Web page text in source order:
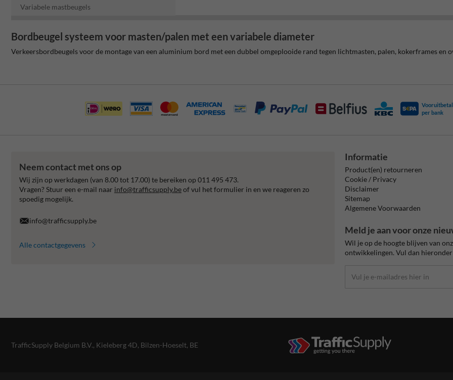
Variabele mastbeugels
Bordbeugel systeem voor masten/palen met een variabele diameter
Verkeersbordbeugels voor de montage van een aluminium bord met een dubbel omgeplooide rand tegen lichtmasten, palen, kokerframes en
per bank
Neem contact met ons op
Wij zijn op werkdagen (van 8.00 tot 17.00) te bereiken op 011 495 473.
Vragen? Stuur een e-mail naar info@trafficsupply.beof vul het formulier in en we reageren zo
spoedig mogelijk.
info@trafficsupply.be
Alle contactgegevens
Informatie
Product(en) retourneren
Cookie / Privacy
Disclaimer
Sitemap
Algemene Voorwaarden
Meld je aan voor onze
Wil je op de hoogte blijven van
ontwikkelingen. Vul dan
TrafficSupply Belgium B.V., Kieleberg 4D, Bilzen-Hoeselt, BE